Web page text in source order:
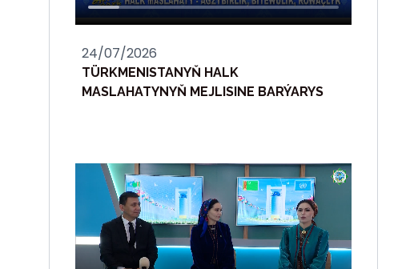
24/07/2026
TÜRKMENISTANYŇ HALK
MASLAHATYNYŇ MEJLISINE BARÝARYS